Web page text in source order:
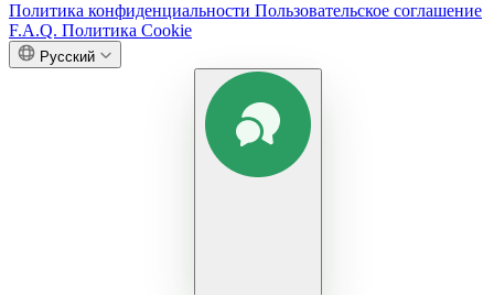
Политика конфиденциальности Пользовательское соглашение
F.A.Q. Политика Cookie
Русский